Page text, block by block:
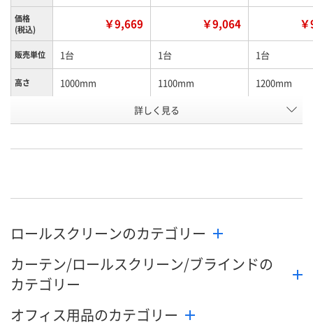
価格
(税込)
￥9,669 ￥9,064
販売単位 1台 1台 1台
高さ 1000mm 1100mm 1200mm
H854344 H854345
カゴへ カゴへ
詳しく見る
ロールスクリーンのカテゴリー
カーテン/ロールスクリーン/ブラインドの
カテゴリー
オフィス用品のカテゴリー